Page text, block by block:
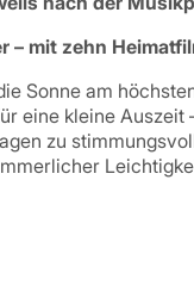
– mit zehn
Sonne am
eine kleine Auszeit
zu